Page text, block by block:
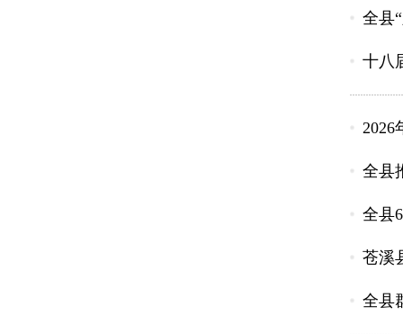
全县
十八
2026
全县
全县
苍溪
全县